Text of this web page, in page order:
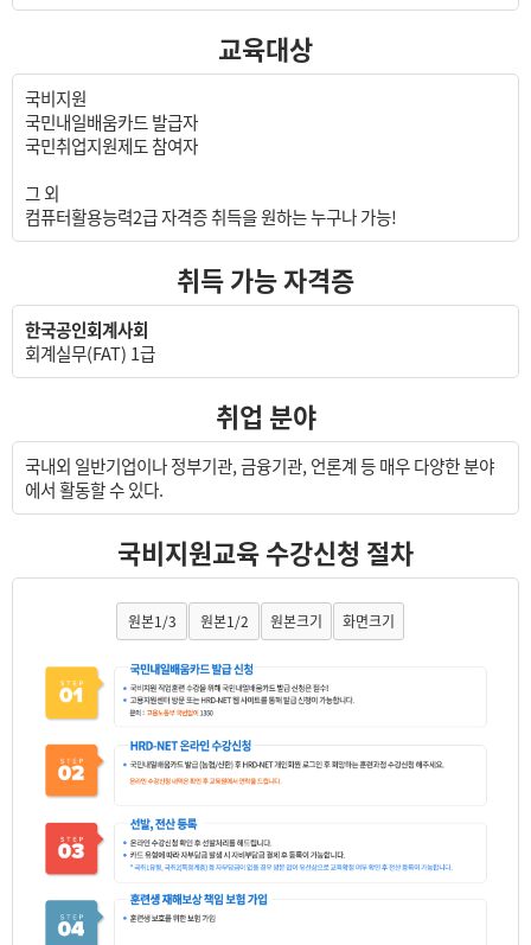
교육대상
국비지원
국민내일배움카드 발급자
국민취업지원제도 참여자
그 외
컴퓨터활용능력2급 자격증 취득을 원하는 누구나 가능!
취득 가능 자격증
한국공인회계사회
회계실무(FAT) 1급
취업 분야
국내외 일반기업이나 정부기관, 금융기관, 언론계 등 매우 다양한 분야
에서 활동할 수 있다.
국비지원교육 수강신청 절차
원본1/3 원본1/2 원본크기 화면크기